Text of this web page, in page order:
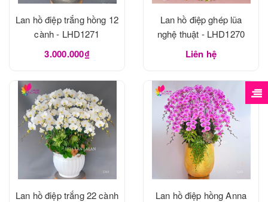
Lan hồ điệp trắng hồng 12
cành - LHD1271
3.000.000₫
Lan hồ điệp ghép lũa
nghệ thuật - LHD1270
Liên hệ
Lan hồ điệp trắng 22 cành
Lan hồ điệp hồng Anna